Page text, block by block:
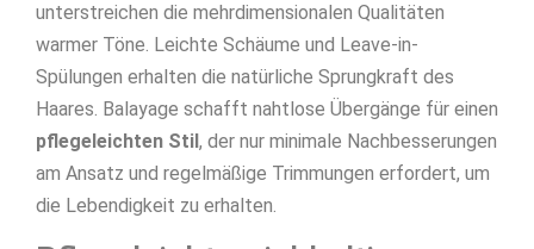
unterstreichen die mehrdimensionalen Qualitäten
warmer Töne. Leichte Schäume und Leave-in-
Spülungen erhalten die natürliche Sprungkraft des
Haares. Balayage schafft nahtlose Übergänge für einen
pflegeleichten Stil , der nur minimale Nachbesserungen
am Ansatz und regelmäßige Trimmungen erfordert, um
die Lebendigkeit zu erhalten.